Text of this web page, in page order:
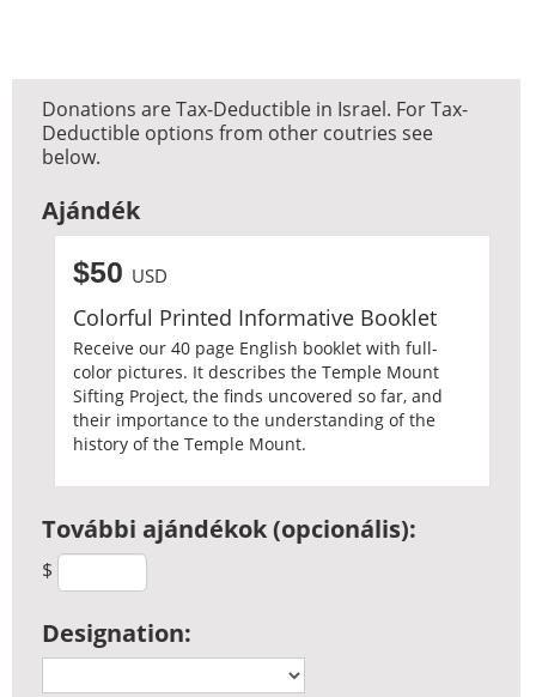
Donations are Tax-Deductible in Israel. For Tax-
Deductible options from other coutries see
below.
Ajándék
$50 USD
Colorful Printed Informative Booklet
Receive our 40 page English booklet with full-
color pictures. It describes the Temple Mount
Sifting Project, the finds uncovered so far, and
their importance to the understanding of the
history of the Temple Mount.
További ajándékok (opcionális):
$
Designation: